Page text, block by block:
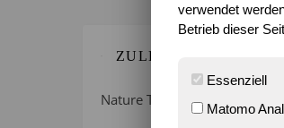
ZULETZT
Nature Thursday 21/2026 –
verwendet
Betrieb dieser
Essenziell
Matomo